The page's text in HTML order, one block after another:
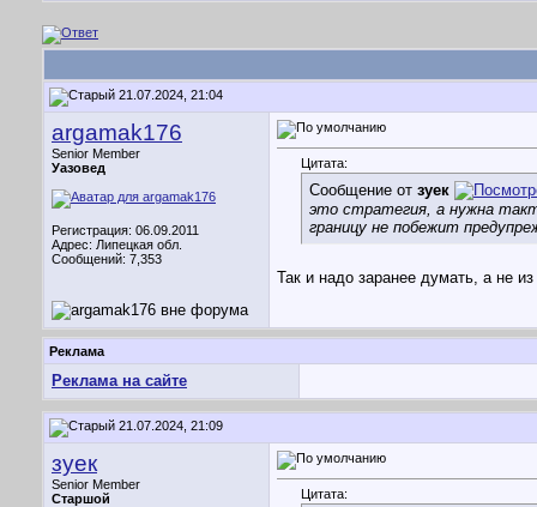
21.07.2024, 21:04
argamak176
Senior Member
Уазовед
Регистрация: 06.09.2011
Адрес: Липецкая обл.
Сообщений: 7,353
Цитата:
Сообщение от зуек
это стратегия, а нужна
границу не побежит
Так и надо заранее думать, а не
Реклама
Реклама на сайте
21.07.2024, 21:09
зуек
Senior Member
Старшой
Цитата: